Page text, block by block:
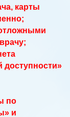
карты
по
и